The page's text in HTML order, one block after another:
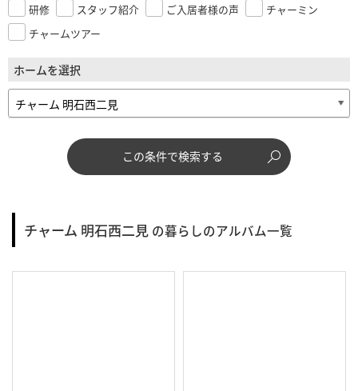
研修
スタッフ紹介 ご入居者様の声
チャーミン
チャームツアー
ホームを選択
この条件で検索する
チャーム 明石西二見 の暮らしのアルバム一覧